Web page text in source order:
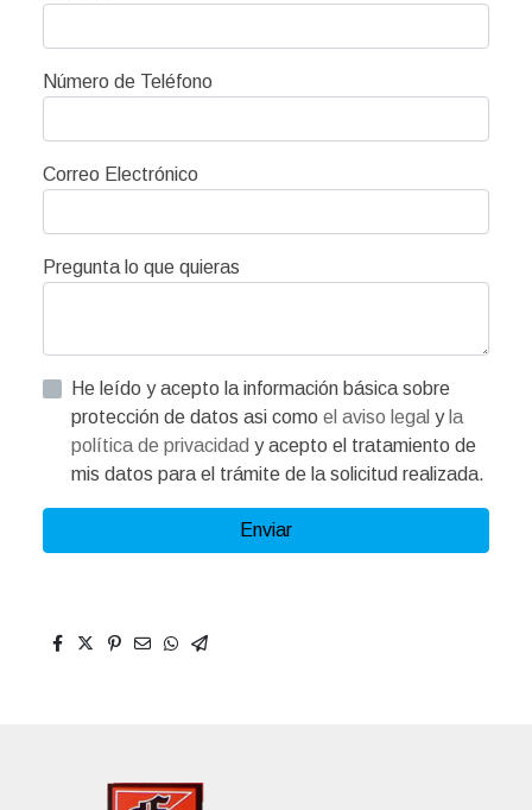
Número de Teléfono
Correo Electrónico
Pregunta lo que quieras
He leído y acepto la información básica sobre
protección de datos asi como el aviso legal y la
política de privacidad y acepto el tratamiento de
mis datos para el trámite de la solicitud realizada.
Enviar